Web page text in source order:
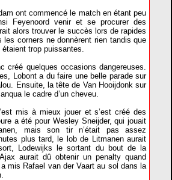
ont commencé le match en étant peu
Feyenoord venir et se procurer des
alors trouver le succès lors de rapides
les corners ne donnèrent rien tandis que
trop puissantes.
créé quelques occasions dangereuses.
Lobont a du faire une belle parade sur
Ensuite, la tête de Van Hooijdonk sur
le cadre d’un cheveu.
mis à mieux jouer et s’est créé des
a été pour Wesley Sneijder, qui jouait
mais son tir n’était pas assez
plus tard, le lob de Litmanen aurait
Lodewijks le sortant du bout de la
aurait dû obtenir un penalty quand
mis Rafael van der Vaart au sol dans la